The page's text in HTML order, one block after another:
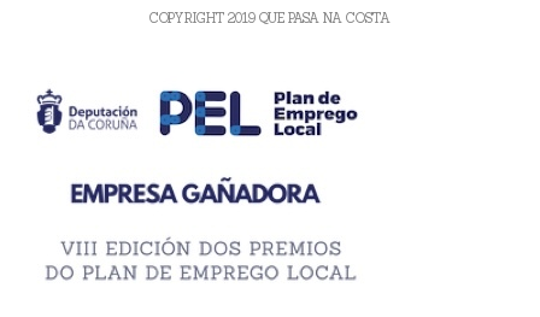
COPYRIGHT 2019 QUE PASA NA COSTA